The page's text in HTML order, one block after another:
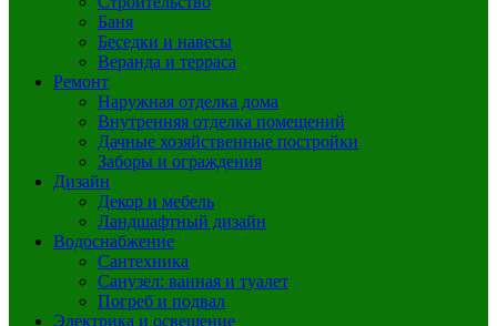
Баня
Беседки и навесы
Веранда и терраса
Ремонт
Наружная отделка дома
Внутренняя отделка помещений
Дачные хозяйственные постройки
Заборы и ограждения
Дизайн
Декор и мебель
Ландшафтный дизайн
Водоснабжение
Сантехника
Санузел: ванная и туалет
Погреб и подвал
Электрика и освещение